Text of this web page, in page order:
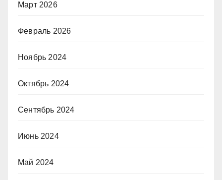
Март 2026
Февраль 2026
Ноябрь 2024
Октябрь 2024
Сентябрь 2024
Июнь 2024
Май 2024